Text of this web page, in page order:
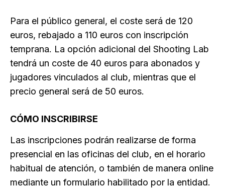
Para el público general, el coste será de 120
euros, rebajado a 110 euros con inscripción
temprana. La opción adicional del Shooting Lab
tendrá un coste de 40 euros para abonados y
jugadores vinculados al club, mientras que el
precio general será de 50 euros.
CÓMO INSCRIBIRSE
Las inscripciones podrán realizarse de forma
presencial en las oficinas del club, en el horario
habitual de atención, o también de manera online
mediante un formulario habilitado por la entidad.